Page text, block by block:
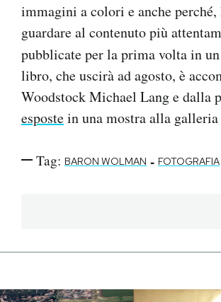
immagini a colori e anche
guardare al contenuto più
pubblicate per la prima volta in
libro, che uscirà ad agosto, è
Woodstock Michael Lang e dalla
espostein una mostra alla
Tag: BARON WOLMAN - FOTOGRAFIA